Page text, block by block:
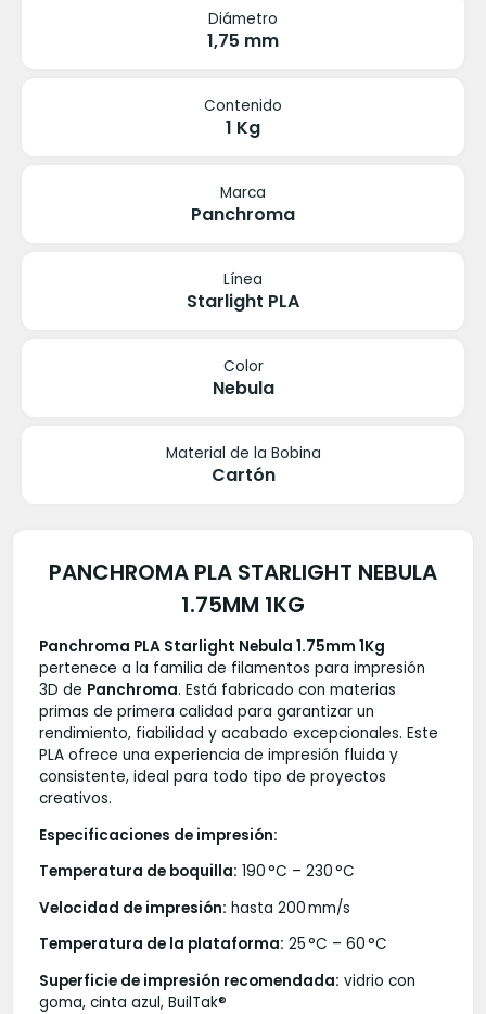
Diámetro
1,75 mm
Contenido
1 Kg
Marca
Panchroma
Línea
Starlight PLA
Color
Nebula
Material de la Bobina
Cartón
PANCHROMA PLA STARLIGHT NEBULA
1.75MM 1KG
Panchroma PLA Starlight Nebula 1.75mm 1Kg
pertenece a la familia de filamentos para impresión
3D de Panchroma. Está fabricado con materias
primas de primera calidad para garantizar un
rendimiento, fiabilidad y acabado excepcionales. Este
PLA ofrece una experiencia de impresión fluida y
consistente, ideal para todo tipo de proyectos
creativos.
Especificaciones de impresión:
Temperatura de boquilla: 190 °C – 230 °C
Velocidad de impresión: hasta 200 mm/s
Temperatura de la plataforma: 25 °C – 60 °C
Superficie de impresión recomendada: vidrio con
goma, cinta azul, BuilTak®